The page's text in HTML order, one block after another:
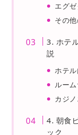
エグ
その
3. ホテ
説
ホテ
ルー
カジ
4. 朝食
ック